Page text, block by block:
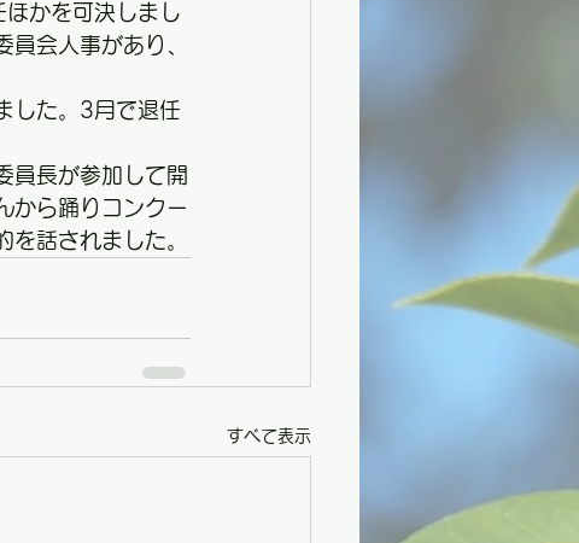
かを可決しまし
会人事があり、
した。3月で退任
員長が参加して開
から踊りコンクー
話されました。
すべて表示